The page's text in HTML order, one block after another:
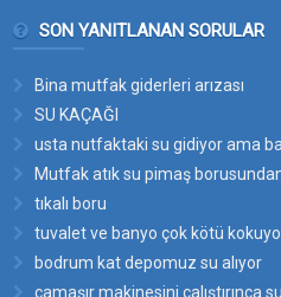
SON YANITLANAN SORULAR
Bina mutfak giderleri arızası
SU KAÇAĞI
usta nutfaktaki su gidiyor ama
bu suyun yerini
Mutfak atık su pimaş
tıkalı boru
tuvalet ve banyo çok kötü
bodrum kat depomuz su alıyor
çamaşır makinesini çalıştırınca